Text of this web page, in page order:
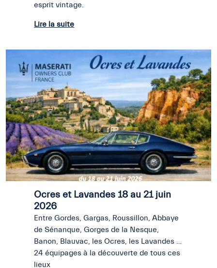
esprit vintage.
Lire la suite
Ocres et Lavandes 18 au 21 juin
2026
Entre Gordes, Gargas, Roussillon, Abbaye
de Sénanque, Gorges de la Nesque,
Banon, Blauvac, les Ocres, les Lavandes …
24 équipages à la découverte de tous ces
lieux